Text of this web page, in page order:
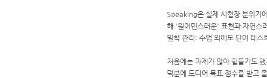
Speaking은 실제 시험장 분위기
해 '원어민스러운' 표현과 자연스
밀착 관리: 수업 외에도 단어 테스
처음에는 과제가 많아 힘들기도
덕분에 드디어 목표 점수를 받고